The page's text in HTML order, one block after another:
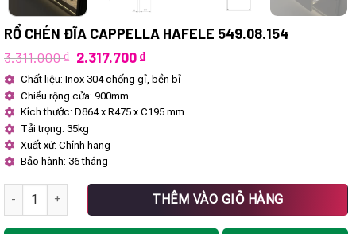
RỔ CHÉN ĐĨA CAPPELLA HAFELE 549.08.154
3.311.000₫ Giá
là:
3.311.000 ₫.
2.317.700₫Giá
hiện
tại
2.317.700 ₫.
Chất liệu: Inox 304 chống gỉ, bền bỉ
Chiều rộng cửa: 900mm
Kích thước: D864 x R475 x C195 mm
Tải trọng: 35kg
Xuất xứ: Chính hãng
Bảo hành: 36 tháng
Rổ chén đĩa Cappella Hafele 549.08.154 số lượng
THÊM VÀO GIỎ HÀNG